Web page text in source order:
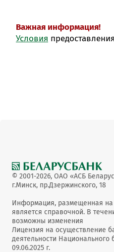
Важная информация!
Условия
© 2001-2026, ОАО «АСБ
г.Минск, пр.Дзержинского, 18
Информация, размещенная на
является справочной. В
возможны изменения
Лицензия на осуществление
деятельности Национального
09.06.2025 г.